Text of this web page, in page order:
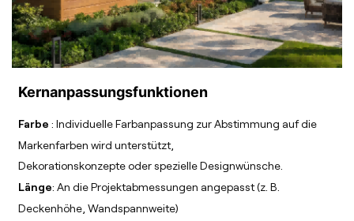
Kernanpassungsfunktionen
Farbe: Individuelle Farbanpassung zur Abstimmung auf die
Markenfarben wird unterstützt,
Dekorationskonzepte oder spezielle Designwünsche.
Länge: An die Projektabmessungen angepasst (z. B.
Deckenhöhe, Wandspannweite)